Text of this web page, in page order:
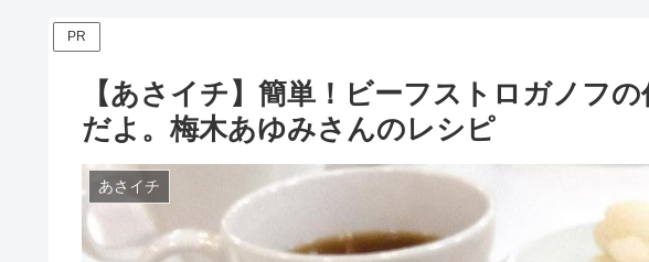
PR
【あさイチ】簡単！ビーフストロガノフ
だよ。梅木あゆみさんのレシピ
あさイチ